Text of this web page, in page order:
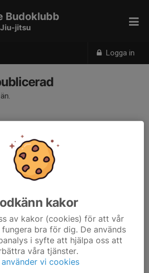
Logga in
Budoklubb
jitsu
kakor
av kakor (cookies) för att vår
bra för dig. De används
i syfte att hjälpa oss att
våra tjänster.
använder vi cookies